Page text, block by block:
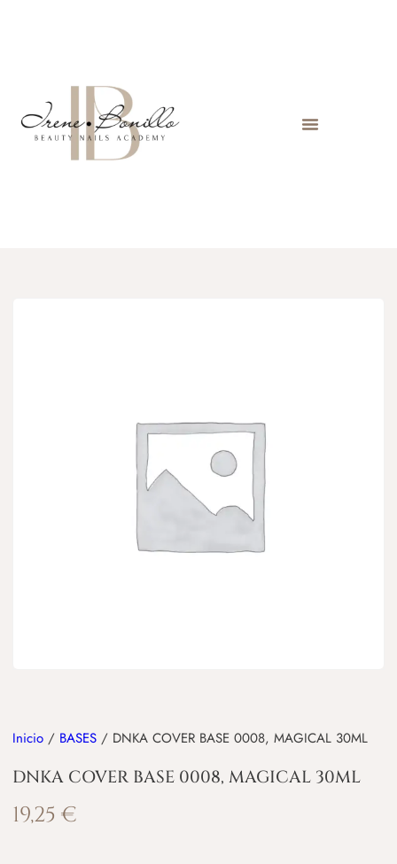
Inicio / BASES / DNKA COVER BASE 0008, MAGICAL 30ML
DNKA COVER BASE 0008, MAGICAL 30ML
19,25 €